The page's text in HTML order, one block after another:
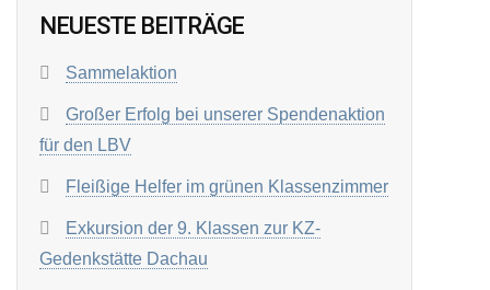
NEUESTE BEITRÄGE
Sammelaktion
Großer Erfolg bei unserer Spendenaktion
für den LBV
Fleißige Helfer im grünen Klassenzimmer
Exkursion der 9. Klassen zur KZ-
Gedenkstätte Dachau